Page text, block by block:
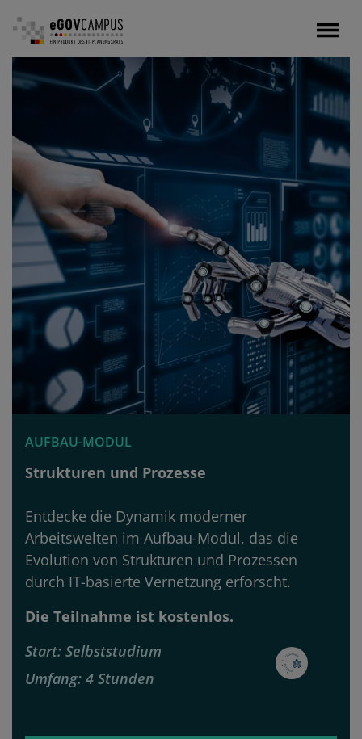
Inhalt
AUFBAU-MODUL
Strukturen und Prozesse
Entdecke die Dynamik moderner
Arbeitswelten im Aufbau-Modul, das die
Evolution von Strukturen und Prozessen
durch IT-basierte Vernetzung erforscht.
Die Teilnahme ist kostenlos.
Start Selbststudium
Umfang 4 Stunden